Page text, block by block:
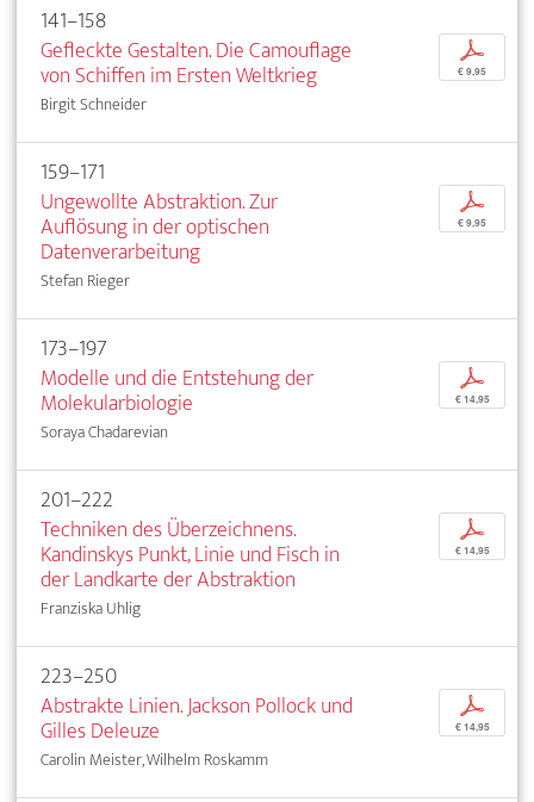
141–158
Gefleckte Gestalten. Die Camouflage
von Schiffen im Ersten Weltkrieg
Birgit Schneider
p
€ 9,95
159–171
Ungewollte Abstraktion. Zur
Auflösung in der optischen
Datenverarbeitung
Stefan Rieger
p
€ 9,95
173–197
Modelle und die Entstehung der
Molekularbiologie
Soraya Chadarevian
p
€ 14,95
201–222
Techniken des Überzeichnens.
Kandinskys Punkt, Linie und Fisch in
der Landkarte der Abstraktion
Franziska Uhlig
p
€ 14,95
223–250
Abstrakte Linien. Jackson Pollock und
Gilles Deleuze
Carolin Meister, Wilhelm Roskamm
p
€ 14,95